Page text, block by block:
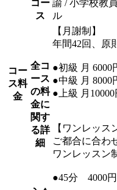
コー
ス料
金
コー
ス
諭 / 小学校教
ル
全コ
ース
の料
金に
関す
る詳
細
【月謝制】
年間42回、原
●初級 月 6000
●中級 月 8000
●上級 月10000
【ワンレッス
ご都合に合わ
ワンレッスン
●45分 4000円